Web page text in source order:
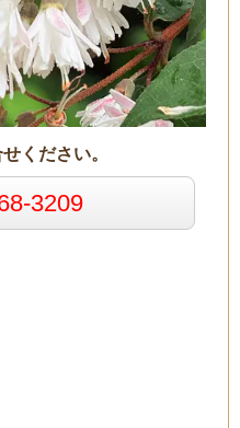
ください。
3209